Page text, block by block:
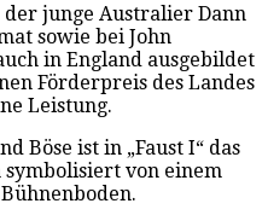
junge Australier Dann
sowie bei John
in England ausgebildet
Förderpreis des Landes
Leistung.
Böse ist in „Faust I“ das
symbolisiert von einem